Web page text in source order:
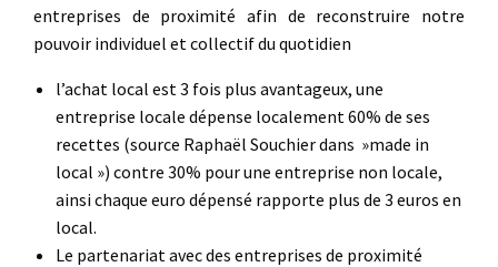
entreprises de proximité afin de reconstruire notre
pouvoir individuel et collectif du quotidien
l’achat local est 3 fois plus avantageux, une
entreprise locale dépense localement 60% de ses
recettes (source Raphaël Souchier dans »made in
local ») contre 30% pour une entreprise non locale,
ainsi chaque euro dépensé rapporte plus de 3 euros en
local.
Le partenariat avec des entreprises de proximité